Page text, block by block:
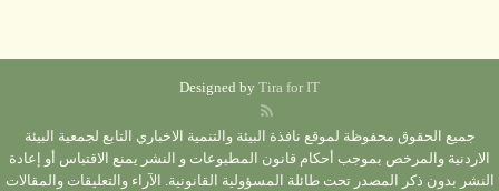
Designed by Tira for IT
جميع الحقوق محفوظة لموقع نافذة البيئة والتنمية الاخباري التابع لجمعية البيئة
الاردنية والمرخص بموجب أحكام قانون المطبوعات و النشر يمنع الاقتباس أو إعادة
النشر بدون ذكر المصدر تحت طائلة المسؤولية القانونية. الآراء والتعليقات والمقالات